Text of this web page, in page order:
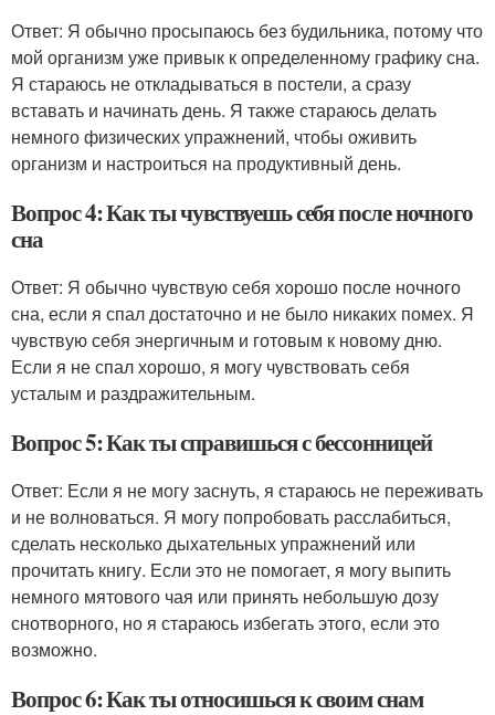
Ответ: Я обычно просыпаюсь без будильника, потому что
мой организм уже привык к определенному графику сна.
Я стараюсь не откладываться в постели, а сразу
вставать и начинать день. Я также стараюсь делать
немного физических упражнений, чтобы оживить
организм и настроиться на продуктивный день.
Вопрос 4: Как ты чувствуешь себя после ночного
сна
Ответ: Я обычно чувствую себя хорошо после ночного
сна, если я спал достаточно и не было никаких помех. Я
чувствую себя энергичным и готовым к новому дню.
Если я не спал хорошо, я могу чувствовать себя
усталым и раздражительным.
Вопрос 5: Как ты справишься с бессонницей
Ответ: Если я не могу заснуть, я стараюсь не переживать
и не волноваться. Я могу попробовать расслабиться,
сделать несколько дыхательных упражнений или
прочитать книгу. Если это не помогает, я могу выпить
немного мятового чая или принять небольшую дозу
снотворного, но я стараюсь избегать этого, если это
возможно.
Вопрос 6: Как ты относишься к своим снам